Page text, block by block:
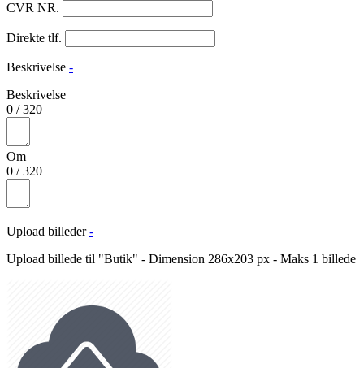
CVR NR.
Direkte tlf.
Beskrivelse -
Beskrivelse
0 /320
Om
0 /320
Upload billeder -
Upload billede til "Butik" - Dimension 286x203 px - Maks 1 billede